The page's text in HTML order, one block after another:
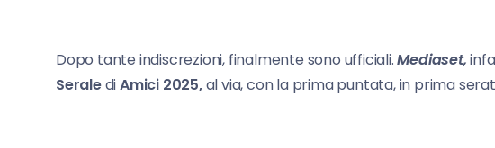
Dopo tante indiscrezioni, finalmente sono ufficiali.Mediaset,
SeralediAmici 2025,al via, con la prima puntata, in prima